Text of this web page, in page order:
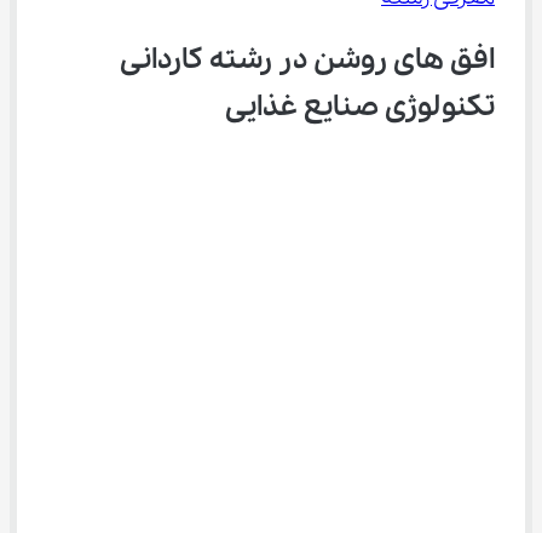
افق ‌های روشن در رشته کاردانی
تکنولوژی صنایع غذایی